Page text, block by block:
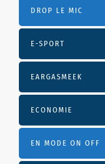
DROP LE MIC
E-SPORT
EARGASMEEK
ECONOMIE
EN MODE ON OFF